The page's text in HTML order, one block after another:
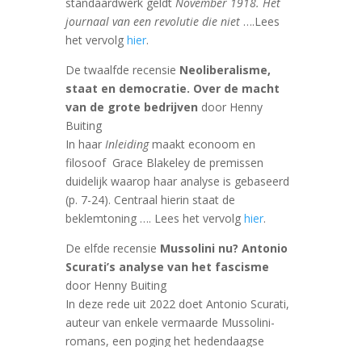
journaal van een revolutie die niet….Lees
het vervolg hier.
De twaalfde recensie Neoliberalisme,
staat en democratie. Over de macht
van de grote bedrijven door Henny
Buiting
In haar Inleidingmaakt econoom en
filosoof Grace Blakeley de premissen
duidelijk waarop haar analyse is gebaseerd
(p. 7-24). Centraal hierin staat de
beklemtoning …. Lees het vervolghier.
De elfde recensie Mussolini nu? Antonio
Scurati’s analyse van het fascisme
door Henny Buiting
In deze rede uit 2022 doet Antonio Scurati,
auteur van enkele vermaarde Mussolini-
romans, een poging het hedendaagse